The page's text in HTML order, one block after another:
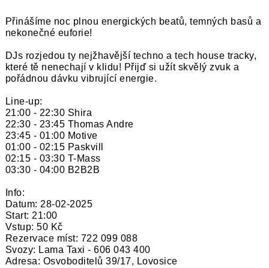
Přinášíme noc plnou energických beatů, temných basů a
nekonečné euforie!
DJs rozjedou ty nejžhavější techno a tech house tracky,
které tě nenechají v klidu! Přijď si užít skvělý zvuk a
pořádnou dávku vibrující energie.
Line-up:
21:00 - 22:30 Shira
22:30 - 23:45 Thomas Andre
23:45 - 01:00 Motive
01:00 - 02:15 Paskvill
02:15 - 03:30 T-Mass
03:30 - 04:00 B2B2B
Info:
Datum: 28-02-2025
Start: 21:00
Vstup: 50 Kč
Rezervace míst: 722 099 088
Svozy: Lama Taxi - 606 043 400
Adresa: Osvoboditelů 39/17, Lovosice